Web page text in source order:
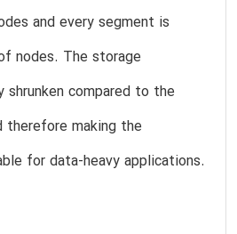
and every segment is
nodes. The storage
compared to the
therefore making the
for data-heavy applications.